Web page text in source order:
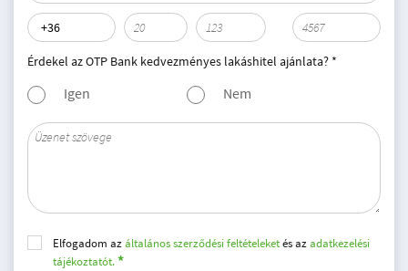
Érdekel az OTP Bank kedvezményes lakáshitel ajánlata? *
Igen Nem
Elfogadom azáltalános szerződési feltételeketés azadatkezelési
tájékoztatót.